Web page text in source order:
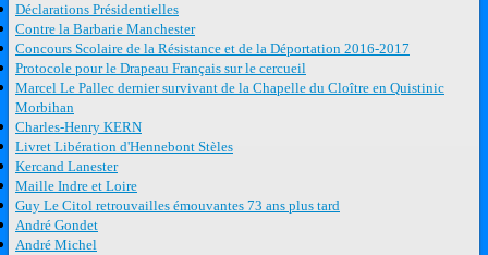
Déclarations Présidentielles
Contre la Barbarie Manchester
Concours Scolaire de la Résistance et de la Déportation 2016-2017
Protocole pour le Drapeau Français sur le cercueil
Marcel Le Pallec dernier survivant de la Chapelle du Cloître en Quistinic
Morbihan
Charles-Henry KERN
Livret Libération d'Hennebont Stèles
Kercand Lanester
Maille Indre et Loire
Guy Le Citol retrouvailles émouvantes 73 ans plus tard
André Gondet
André Michel